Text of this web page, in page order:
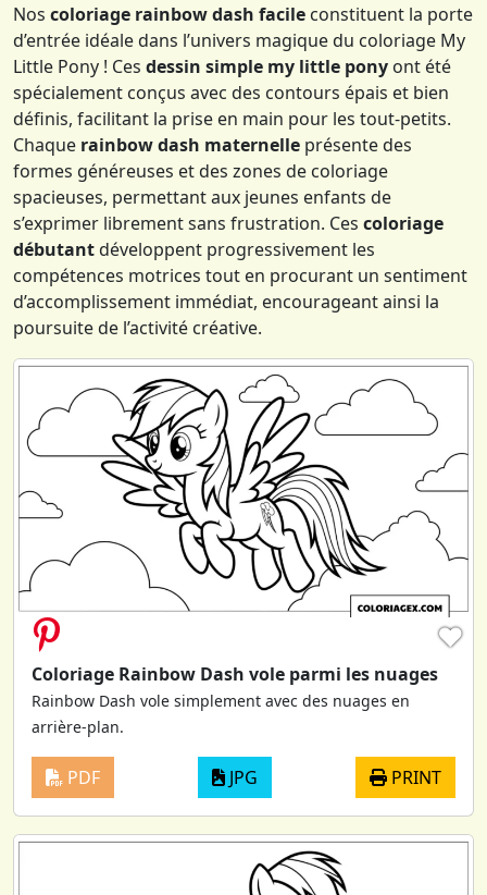
Nos coloriage rainbow dash facile constituent la porte
d’entrée idéale dans l’univers magique du coloriage My
Little Pony ! Ces dessin simple my little pony ont été
spécialement conçus avec des contours épais et bien
définis, facilitant la prise en main pour les tout-petits.
Chaque rainbow dash maternelle présente des
formes généreuses et des zones de coloriage
spacieuses, permettant aux jeunes enfants de
s’exprimer librement sans frustration. Ces coloriage
débutantdéveloppent progressivement les
compétences motrices tout en procurant un sentiment
d’accomplissement immédiat, encourageant ainsi la
poursuite de l’activité créative.
♥
Coloriage Rainbow Dash vole parmi les nuages
Rainbow Dash vole simplement avec des nuages en
arrière-plan.
PDF JPG PRINT